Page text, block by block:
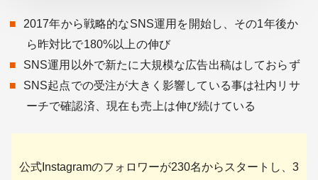
2017年から戦略的なSNS運用を開始し、その1年後か
ら昨対比で180%以上の伸び
SNS運用以外で新たに大規模な広告出稿はしておらず
SNS起点での受注が大きく影響している事は社内リサ
ーチで確認済、現在も売上は伸び続けている
公式Instagramのフォロワーが230名からスタートし、 3